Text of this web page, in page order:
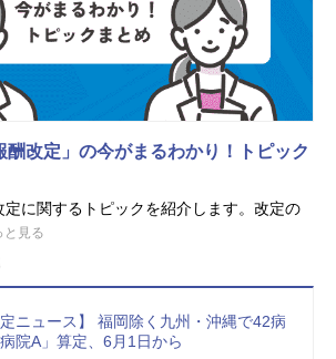
酬改定」の今がまるわかり！トピック
に関するトピックを紹介します。改定の
と見る
定ニュース】 福岡除く九州・沖縄で42病
院A」算定、6月1日から